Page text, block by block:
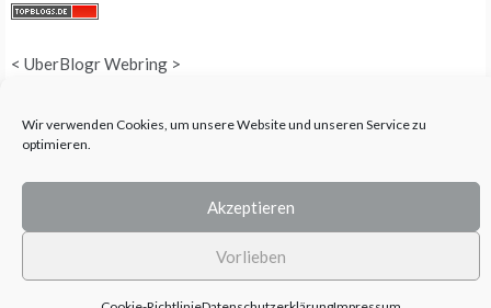
Wir verwenden Cookies, um unsere Website und unseren Service zu
optimieren.
Akzeptieren
Vorlieben
< UberBlogr Webring >
COPYRIGHT © 2025 QUEEN-ALL - ALL RIGHTS RESERVED. THEME: PROMOS
TEMPLATE SELL